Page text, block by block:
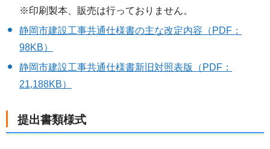
※印刷製本、販売は行っておりません。
静岡市建設工事共通仕様書の主な改定内容（PDF：
98KB）
静岡市建設工事共通仕様書新旧対照表版（PDF：
21,188KB）
提出書類様式